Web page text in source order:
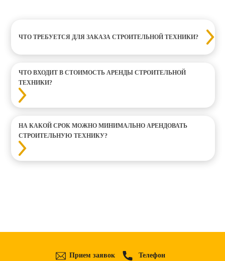
ЧТО ТРЕБУЕТСЯ ДЛЯ ЗАКАЗА СТРОИТЕЛЬНОЙ ТЕХНИКИ?
ЧТО ВХОДИТ В СТОИМОСТЬ АРЕНДЫ СТРОИТЕЛЬНОЙ
ТЕХНИКИ?
НА КАКОЙ СРОК МОЖНО МИНИМАЛЬНО АРЕНДОВАТЬ
СТРОИТЕЛЬНУЮ ТЕХНИКУ?
Прием заявок Телефон